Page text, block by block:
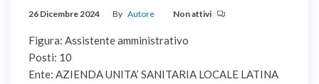
26 Dicembre 2024 By Autore Non attivi
Figura: Assistente amministrativo
Posti: 10
Ente: AZIENDA UNITA’ SANITARIA LOCALE LATINA